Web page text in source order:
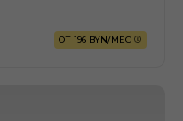
ОТ 196 BYN/МЕС